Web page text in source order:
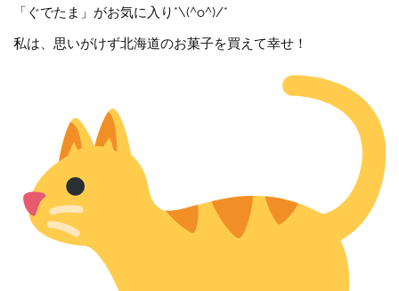
「ぐでたま」がお気に入り*\(^o^)/*
私は、思いがけず北海道のお菓子を買えて幸せ！